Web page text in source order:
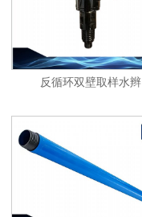
反循环双壁取样水辫